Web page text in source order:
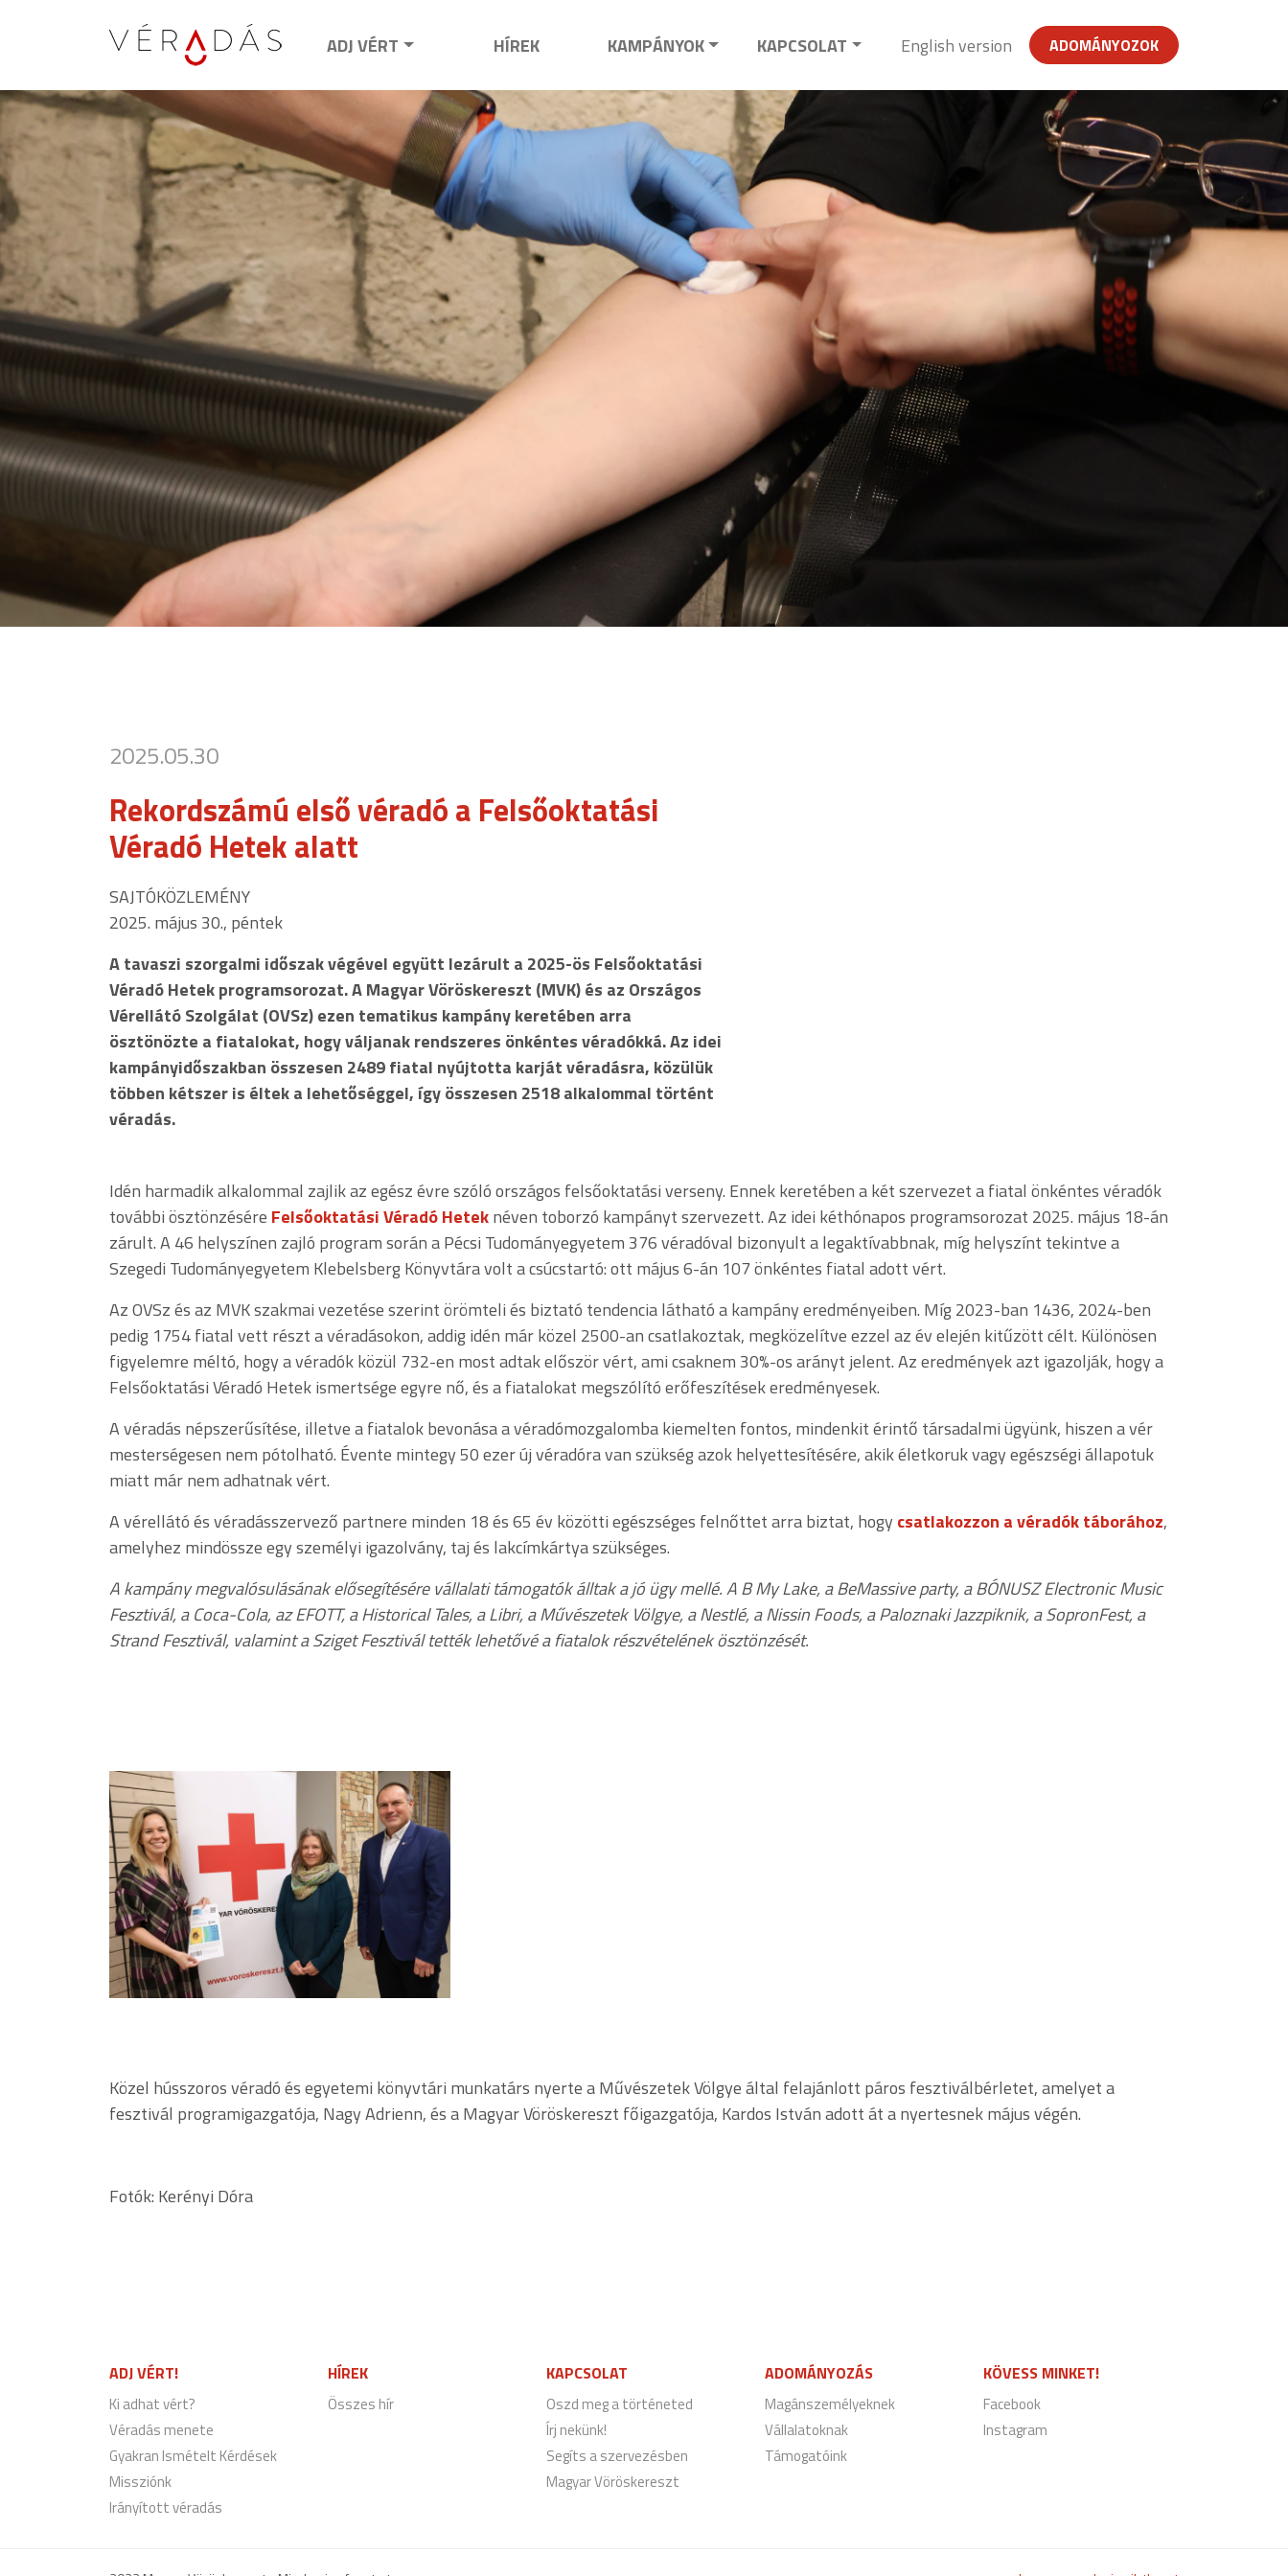
ADJ VÉRT HÍREK KAMPÁNYOK KAPCSOLAT English version ADOMÁNYOZOK
2025.05.30
Rekordszámú első véradó a Felsőoktatási
Véradó Hetek alatt
SAJTÓKÖZLEMÉNY
2025. május 30., péntek
A tavaszi szorgalmi időszak végével együtt lezárult a 2025-ös Felsőoktatási
Véradó Hetek programsorozat. A Magyar Vöröskereszt (MVK) és az Országos
Vérellátó Szolgálat (OVSz) ezen tematikus kampány keretében arra
ösztönözte a fiatalokat, hogy váljanak rendszeres önkéntes véradókká. Az idei
kampányidőszakban összesen 2489 fiatal nyújtotta karját véradásra, közülük
többen kétszer is éltek a lehetőséggel, így összesen 2518 alkalommal történt
véradás.
Idén harmadik alkalommal zajlik az egész évre szóló országos felsőoktatási verseny. Ennek keretében a két szervezet a fiatal önkéntes véradók
további ösztönzésére Felsőoktatási Véradó Heteknéven toborzó kampányt szervezett. Az idei kéthónapos programsorozat 2025. május 18-án
zárult. A 46 helyszínen zajló program során a Pécsi Tudományegyetem 376 véradóval bizonyult a legaktívabbnak, míg helyszínt tekintve a
Szegedi Tudományegyetem Klebelsberg Könyvtára volt a csúcstartó: ott május 6-án 107 önkéntes fiatal adott vért.
Az OVSz és az MVK szakmai vezetése szerint örömteli és biztató tendencia látható a kampány eredményeiben. Míg 2023-ban 1436, 2024-ben
pedig 1754 fiatal vett részt a véradásokon, addig idén már közel 2500-an csatlakoztak, megközelítve ezzel az év elején kitűzött célt. Különösen
figyelemre méltó, hogy a véradók közül 732-en most adtak először vért, ami csaknem 30%-os arányt jelent. Az eredmények azt igazolják, hogy a
Felsőoktatási Véradó Hetek ismertsége egyre nő, és a fiatalokat megszólító erőfeszítések eredményesek.
A véradás népszerűsítése, illetve a fiatalok bevonása a véradómozgalomba kiemelten fontos, mindenkit érintő társadalmi ügyünk, hiszen a vér
mesterségesen nem pótolható. Évente mintegy 50 ezer új véradóra van szükség azok helyettesítésére, akik életkoruk vagy egészségi állapotuk
miatt már nem adhatnak vért.
A vérellátó és véradásszervező partnere minden 18 és 65 év közötti egészséges felnőttet arra biztat, hogy csatlakozzon a véradók táborához,
amelyhez mindössze egy személyi igazolvány, taj és lakcímkártya szükséges.
A kampány megvalósulásának elősegítésére vállalati támogatók álltak a jó ügy mellé. A B My Lake, a BeMassive party, a BÓNUSZ Electronic Music
Fesztivál, a Coca-Cola, az EFOTT, a Historical Tales, a Libri, a Művészetek Völgye, a Nestlé, a Nissin Foods, a Paloznaki Jazzpiknik, a SopronFest, a
Strand Fesztivál, valamint a Sziget Fesztivál tették lehetővé a fiatalok részvételének ösztönzését.
Közel hússzoros véradó és egyetemi könyvtári munkatárs nyerte a Művészetek Völgye által felajánlott páros fesztiválbérletet, amelyet a
fesztivál programigazgatója, Nagy Adrienn, és a Magyar Vöröskereszt főigazgatója, Kardos István adott át a nyertesnek május végén.
Fotók: Kerényi Dóra
ADJ VÉRT!
Ki adhat vért?
Véradás menete
Gyakran Ismételt Kérdések
Missziónk
Irányított véradás
HÍREK
Összes hír
KAPCSOLAT
Oszd meg a történeted
Írj nekünk!
Segíts a szervezésben
Magyar Vöröskereszt
ADOMÁNYOZÁS
Magánszemélyeknek
Vállalatoknak
Támogatóink
KÖVESS MINKET!
Facebook
Instagram